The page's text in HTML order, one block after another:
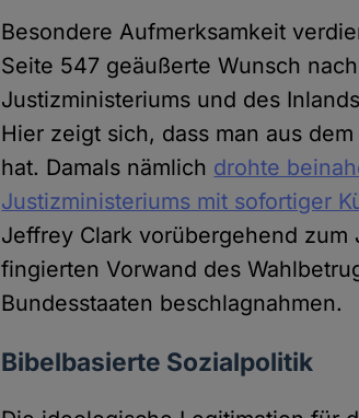
Besondere Aufmerksamkeit
Seite 547 geäußerte Wunsch
Justizministeriums und des
Hier zeigt sich, dass man aus
hat. Damals nämlich drohte
Justizministeriums mit sofortiger
Jeffrey Clark vorübergehend
fingierten Vorwand des
Bundesstaaten beschlagnahmen.
Bibelbasierte Sozialpolitik